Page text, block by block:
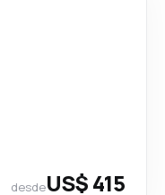
desdeUS$ 415